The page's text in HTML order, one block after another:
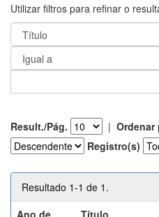
Utilizar filtros para refinar o
Result./Pág. | Ordenar
Registro(s)
Resultado 1-1 de 1.
Ano de
Título